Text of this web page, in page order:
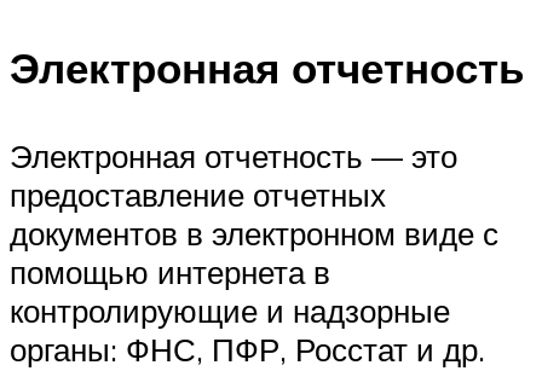
Электронная отчетность
Электронная отчетность — это
предоставление отчетных
документов в электронном виде с
помощью интернета в
контролирующие и надзорные
органы: ФНС, ПФР, Росстат и др.